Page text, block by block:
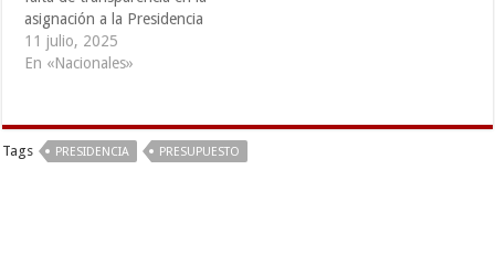
asignación a la Presidencia
11 julio, 2025
En «Nacionales»
Tags PRESIDENCIA PRESUPUESTO